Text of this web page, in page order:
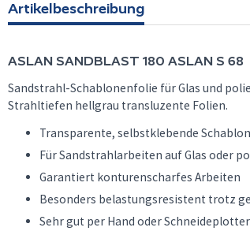
Artikelbeschreibung
ASLAN SANDBLAST 180 ASLAN S 68
Sandstrahl-Schablonenfolie für Glas und
Strahltiefen hellgrau transluzente Folien.
Transparente, selbstklebende
Für Sandstrahlarbeiten auf Glas oder
Garantiert konturenscharfes Arbeiten
Besonders belastungsresistent trotz
Sehr gut per Hand oder